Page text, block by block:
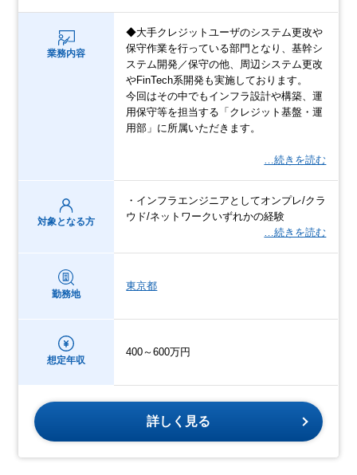
業務内容
◆大手クレジットユーザのシステム更改や
保守作業を行っている部門となり、基幹シ
ステム開発／保守の他、周辺システム更改
やFinTech系開発も実施しております。
今回はその中でもインフラ設計や構築、運
用保守等を担当する「クレジット基盤・運
用部」に所属いただきます。
…続きを読む
対象となる方
・インフラエンジニアとしてオンプレ/クラ
ウド/ネットワークいずれかの経験
…続きを読む
勤務地
東京都
想定年収
400～600万円
詳しく見る